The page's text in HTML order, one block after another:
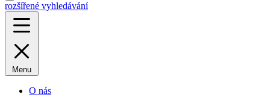
rozšířené vyhledávání
Menu
O nás